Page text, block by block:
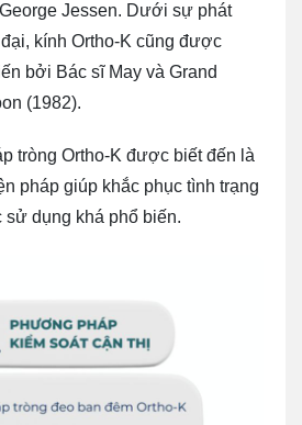
Jessen. Dưới sự phát
kính Ortho-K cũng được
bởi Bác sĩ May và Grand
(1982).
tròng Ortho-K được biết đến là
pháp giúp khắc phục tình trạng
dụng khá phổ biến.